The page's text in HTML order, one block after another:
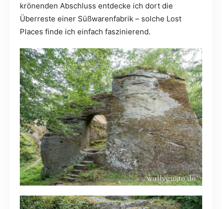
krönenden Abschluss entdecke ich dort die
Überreste einer Süßwarenfabrik – solche Lost
Places finde ich einfach faszinierend.